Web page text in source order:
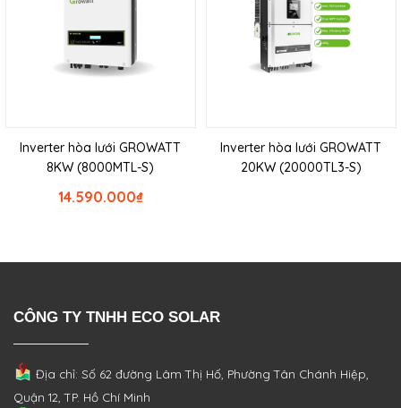
Inverter hòa lưới GROWATT
8KW (8000MTL-S)
₫
14.590.000
Inverter hòa lưới GROWATT
20KW (20000TL3-S)
CÔNG TY TNHH ECO SOLAR
Địa chỉ: Số 62 đường Lâm Thị Hố, PhườngTân Chánh Hiệp,
Quận 12, TP. Hồ Chí Minh